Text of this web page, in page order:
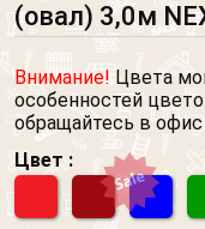
(овал) 3,0м
Внимание!Цвета
особенностей
обращайтесь в
Цвет :